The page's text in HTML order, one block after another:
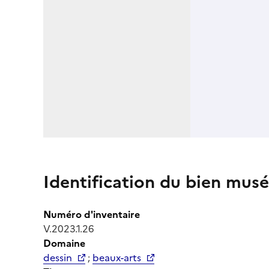
Identification du bien
Numéro d'inventaire
V.2023.1.26
Domaine
dessin
; beaux-arts